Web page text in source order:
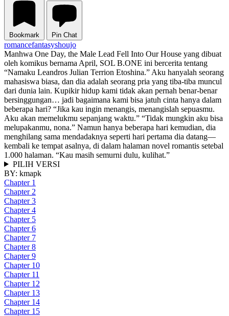
Bookmark Pin Chat
romancefantasyshoujo
Manhwa One Day, the Male Lead Fell Into Our House yang dibuat
oleh komikus bernama April, SOL B.ONE ini bercerita tentang
“Namaku Leandros Julian Terrion Etoshina.” Aku hanyalah seorang
mahasiswa biasa, dan dia adalah seorang pria yang tiba-tiba muncul
dari dunia lain. Kupikir hidup kami tidak akan pernah benar-benar
bersinggungan… jadi bagaimana kami bisa jatuh cinta hanya dalam
beberapa hari? “Jika kau ingin menangis, menangislah sepuasmu.
Aku akan memelukmu sepanjang waktu.” “Tidak mungkin aku bisa
melupakanmu, nona.” Namun hanya beberapa hari kemudian, dia
menghilang sama mendadaknya seperti hari pertama dia datang—
kembali ke tempat asalnya, di dalam halaman novel romantis setebal
1.000 halaman. “Kau masih semurni dulu, kulihat.”
PILIH VERSI
BY: kmapk
Chapter 1
Chapter 2
Chapter 3
Chapter 4
Chapter 5
Chapter 6
Chapter 7
Chapter 8
Chapter 9
Chapter 10
Chapter 11
Chapter 12
Chapter 13
Chapter 14
Chapter 15